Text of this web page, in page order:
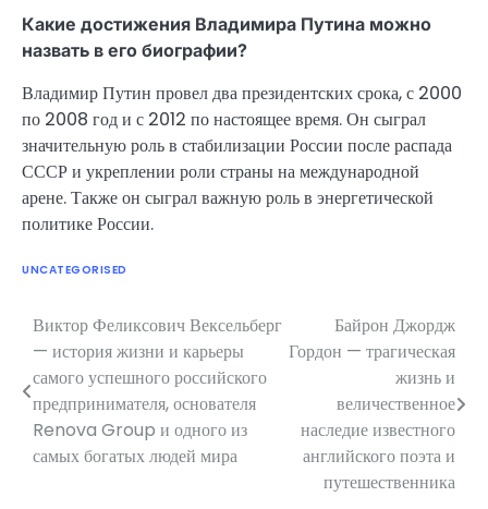
Какие достижения Владимира Путина можно
назвать в его биографии?
Владимир Путин провел два президентских срока, с 2000
по 2008 год и с 2012 по настоящее время. Он сыграл
значительную роль в стабилизации России после распада
СССР и укреплении роли страны на международной
арене. Также он сыграл важную роль в энергетической
политике России.
UNCATEGORISED
Навигация
по
записям
Виктор Феликсович Вексельберг
— история жизни и карьеры
самого успешного российского
предпринимателя, основателя
Renova Group и одного из
самых богатых людей мира
Байрон Джордж
Гордон — трагическая
жизнь и
величественное
наследие известного
английского поэта и
путешественника